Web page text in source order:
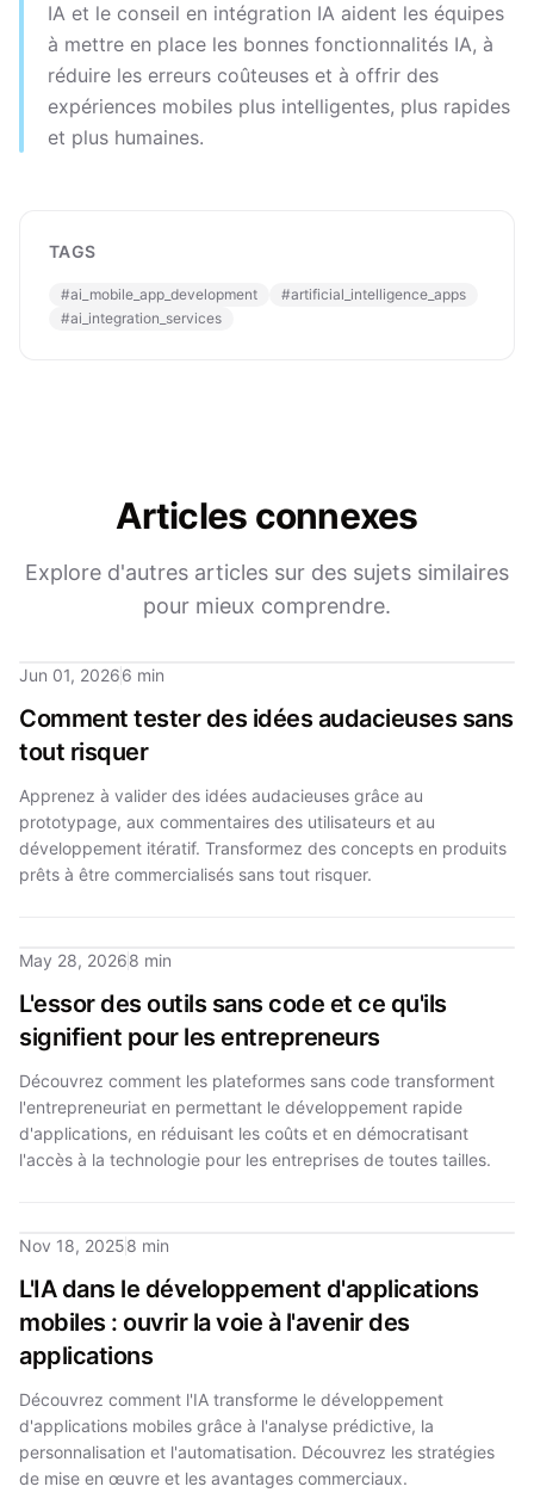
IA et le conseil en intégration IA aident les équipes
à mettre en place les bonnes fonctionnalités IA, à
réduire les erreurs coûteuses et à offrir des
expériences mobiles plus intelligentes, plus rapides
et plus humaines.
TAGS
#ai_mobile_app_development #artificial_intelligence_apps
#ai_integration_services
Articles connexes
Explore d'autres articles sur des sujets similaires
pour mieux comprendre.
Jun 01, 20266 min
Comment tester des idées audacieuses sans
tout risquer
Apprenez à valider des idées audacieuses grâce au
prototypage, aux commentaires des utilisateurs et au
développement itératif. Transformez des concepts en produits
prêts à être commercialisés sans tout risquer.
May 28, 20268 min
L'essor des outils sans code et ce qu'ils
signifient pour les entrepreneurs
Découvrez comment les plateformes sans code transforment
l'entrepreneuriat en permettant le développement rapide
d'applications, en réduisant les coûts et en démocratisant
l'accès à la technologie pour les entreprises de toutes tailles.
Nov 18, 20258 min
L'IA dans le développement d'applications
mobiles : ouvrir la voie à l'avenir des
applications
Découvrez comment l'IA transforme le développement
d'applications mobiles grâce à l'analyse prédictive, la
personnalisation et l'automatisation. Découvrez les stratégies
de mise en œuvre et les avantages commerciaux.